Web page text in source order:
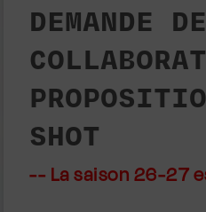
DEMANDE DE
SHOT
-- La saison 26-27